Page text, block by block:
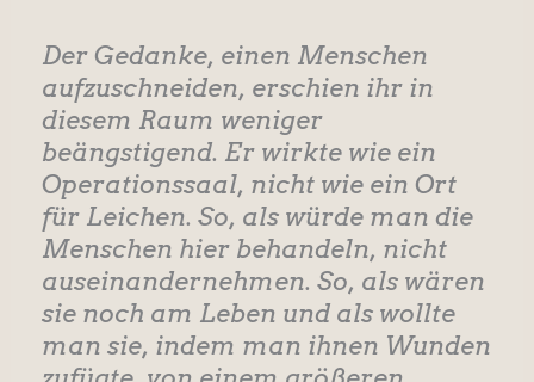
Der Gedanke, einen Menschen
aufzuschneiden, erschien ihr in
diesem Raum weniger
beängstigend. Er wirkte wie ein
Operationssaal, nicht wie ein Ort
für Leichen. So, als würde man die
Menschen hier behandeln, nicht
auseinandernehmen. So, als wären
sie noch am Leben und als wollte
man sie, indem man ihnen Wunden